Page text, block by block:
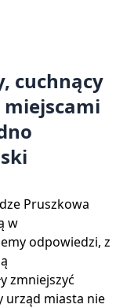
cuchnący
Pruszkowa
w
odpowiedzi, z
zmniejszyć
urząd miasta nie